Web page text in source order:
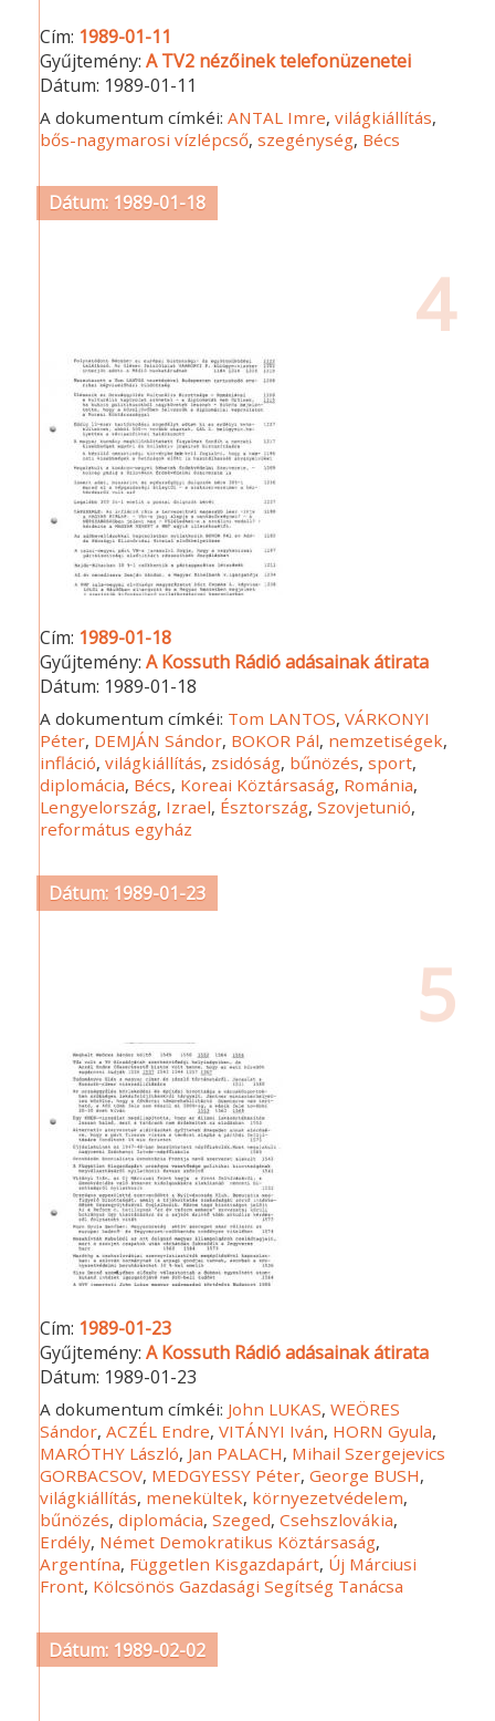
Cím: 1989-01-11
Gyűjtemény:A TV2 nézőinek telefonüzenetei
Dátum: 1989-01-11
A dokumentum címkéi:ANTAL Imre,világkiállítás,
bős-nagymarosi vízlépcső,szegénység, Bécs
Dátum: 1989-01-18
4
Cím: 1989-01-18
Gyűjtemény:A Kossuth Rádió adásainak átirata
Dátum: 1989-01-18
A dokumentum címkéi: Tom LANTOS,VÁRKONYI
Péter, DEMJÁN Sándor, BOKOR Pál, nemzetiségek,
infláció,világkiállítás, zsidóság, bűnözés,sport,
diplomácia, Bécs, Koreai Köztársaság, Románia,
Lengyelország, Izrael, Észtország,Szovjetunió,
református egyház
Dátum: 1989-01-23
5
Cím: 1989-01-23
Gyűjtemény:A Kossuth Rádió adásainak átirata
Dátum: 1989-01-23
A dokumentum címkéi: John LUKAS,WEÖRES
Sándor,ACZÉL Endre,VITÁNYI Iván, HORN Gyula,
MARÓTHY László, Jan PALACH, Mihail Szergejevics
GORBACSOV, MEDGYESSY Péter,George BUSH,
világkiállítás, menekültek, környezetvédelem,
bűnözés,diplomácia,Szeged,Csehszlovákia,
Erdély, Német Demokratikus Köztársaság,
Argentína, Független Kisgazdapárt, Új Márciusi
Front, Kölcsönös Gazdasági Segítség Tanácsa
Dátum: 1989-02-02